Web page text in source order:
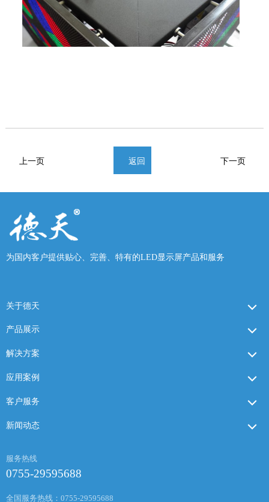
上一页 返回 下一页
为国内客户提供贴心、完善、特有的LED显示屏产品和服务
关于德天
产品展示
解决方案
应用案例
客户服务
新闻动态
服务热线
0755-29595688
全国服务热线：0755-29595688